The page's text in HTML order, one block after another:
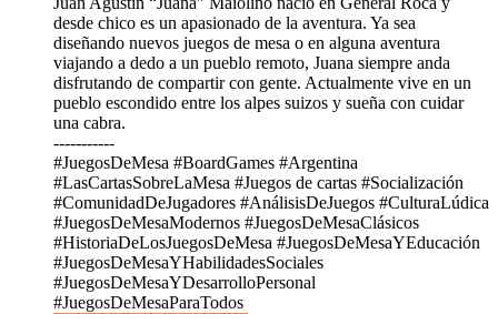
desde chico es un apasionado de la aventura. Ya sea
diseñando nuevos juegos de mesa o en alguna aventura
viajando a dedo a un pueblo remoto, Juana siempre anda
disfrutando de compartir con gente. Actualmente vive en un
pueblo escondido entre los alpes suizos y sueña con cuidar
una cabra.
-----------
#JuegosDeMesa #BoardGames #Argentina
#LasCartasSobreLaMesa #Juegos de cartas #Socialización
#ComunidadDeJugadores #AnálisisDeJuegos #CulturaLúdica
#JuegosDeMesaModernos #JuegosDeMesaClásicos
#HistoriaDeLosJuegosDeMesa #JuegosDeMesaYEducación
#JuegosDeMesaYHabilidadesSociales
#JuegosDeMesaYDesarrolloPersonal
#JuegosDeMesaParaTodos